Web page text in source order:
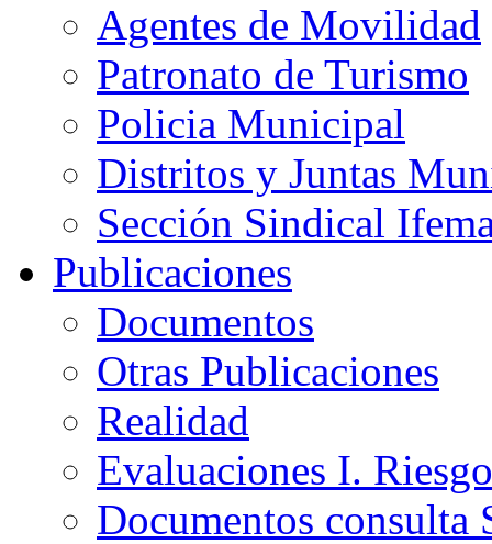
Agentes de Movilidad
Patronato de Turismo
Policia Municipal
Distritos y Juntas
Sección Sindical
Publicaciones
Documentos
Otras Publicaciones
Realidad
Evaluaciones I.
Documentos consulta